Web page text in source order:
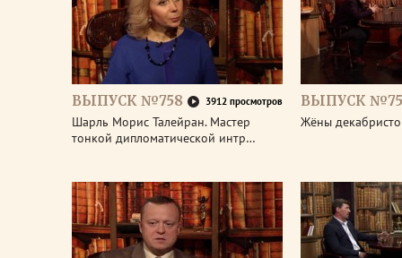
ВЫПУСК №758 3912 просмотров
Шарль Морис Талейран. Мастер
тонкой дипломатической интр…
ВЫПУСК
Жёны